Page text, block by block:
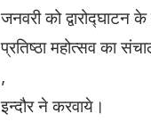
जनवरी को द्वारोद्घाटन
प्रतिष्ठा महोत्सव का
,
इन्दौर ने करवाये।